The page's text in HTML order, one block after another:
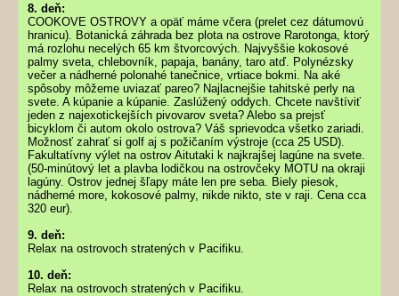
8. deň:
COOKOVE OSTROVY a opäť máme včera (prelet cez dátumovú
hranicu). Botanická záhrada bez plota na ostrove Rarotonga, ktorý
má rozlohu necelých 65 km štvorcových. Najvyššie kokosové
palmy sveta, chlebovník, papaja, banány, taro atď. Polynézsky
večer a nádherné polonahé tanečnice, vrtiace bokmi. Na aké
spôsoby môžeme uviazať pareo? Najlacnejšie tahitské perly na
svete. A kúpanie a kúpanie. Zaslúžený oddych. Chcete navštíviť
jeden z najexotickejších pivovarov sveta? Alebo sa prejsť
bicyklom či autom okolo ostrova? Váš sprievodca všetko zariadi.
Možnosť zahrať si golf aj s požičaním výstroje (cca 25 USD).
Fakultatívny výlet na ostrov Aitutaki k najkrajšej lagúne na svete.
(50-minútový let a plavba lodičkou na ostrovčeky MOTU na okraji
lagúny. Ostrov jednej šľapy máte len pre seba. Biely piesok,
nádherné more, kokosové palmy, nikde nikto, ste v raji. Cena cca
320 eur).
9. deň:
Relax na ostrovoch stratených v Pacifiku.
10. deň:
Relax na ostrovoch stratených v Pacifiku.